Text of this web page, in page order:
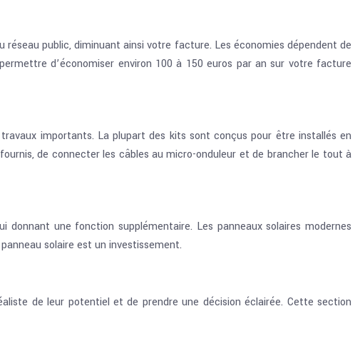
public, diminuant ainsi votre facture. Les économies dépendent de
d’économiser environ 100 à 150 euros par an sur votre facture
importants. La plupart des kits sont conçus pour être installés en
de connecter les câbles au micro-onduleur et de brancher le tout à
une fonction supplémentaire. Les panneaux solaires modernes
solaire est un investissement.
de leur potentiel et de prendre une décision éclairée. Cette section